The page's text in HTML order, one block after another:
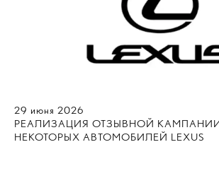
29 июня 2026
РЕАЛИЗАЦИЯ ОТЗЫВНОЙ
НЕКОТОРЫХ АВТОМОБИЛЕЙ LEXUS